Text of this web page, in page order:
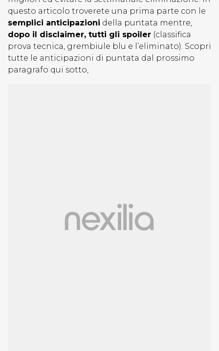
questo articolo troverete una prima parte con le
semplici anticipazioni della puntata mentre,
dopo il disclaimer, tutti gli spoiler (classifica
prova tecnica, grembiule blu e l’eliminato). Scopri
tutte le anticipazioni di puntata dal prossimo
paragrafo qui sotto,